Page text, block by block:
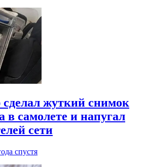
жуткий снимок
в самолете и напугал
сети
спустя